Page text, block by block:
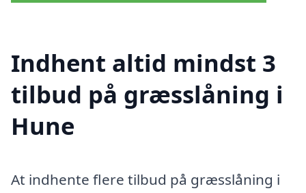
Indhent altid mindst 3
tilbud på græsslåning i
Hune
At indhente flere tilbud på græsslåning i